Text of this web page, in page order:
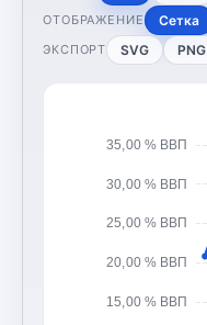
ОТОБРАЖЕНИЕ Сетка
ЭКСПОРТ SVG PNG
15,00 % ВВП
20,00 % ВВП
25,00 % ВВП
30,00 % ВВП
35,00 % ВВП